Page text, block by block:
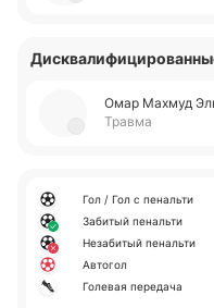
Омар Махмуд
Травма
Гол / Гол с пенальти
Забитый пенальти
Незабитый пенальти
Автогол
Голевая передача